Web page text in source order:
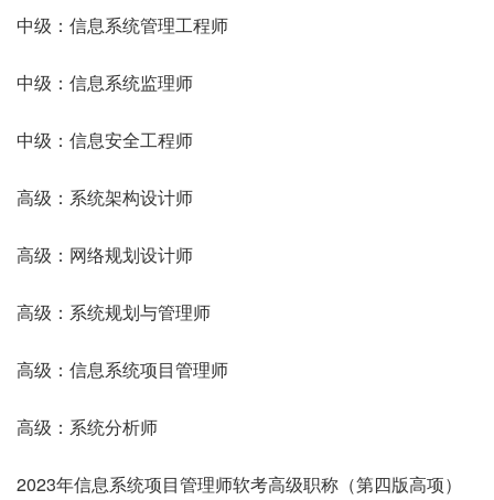
中级：信息系统管理工程师
中级：信息系统监理师
中级：信息安全工程师
高级：系统架构设计师
高级：网络规划设计师
高级：系统规划与管理师
高级：信息系统项目管理师
高级：系统分析师
2023年信息系统项目管理师软考高级职称（第四版高项）